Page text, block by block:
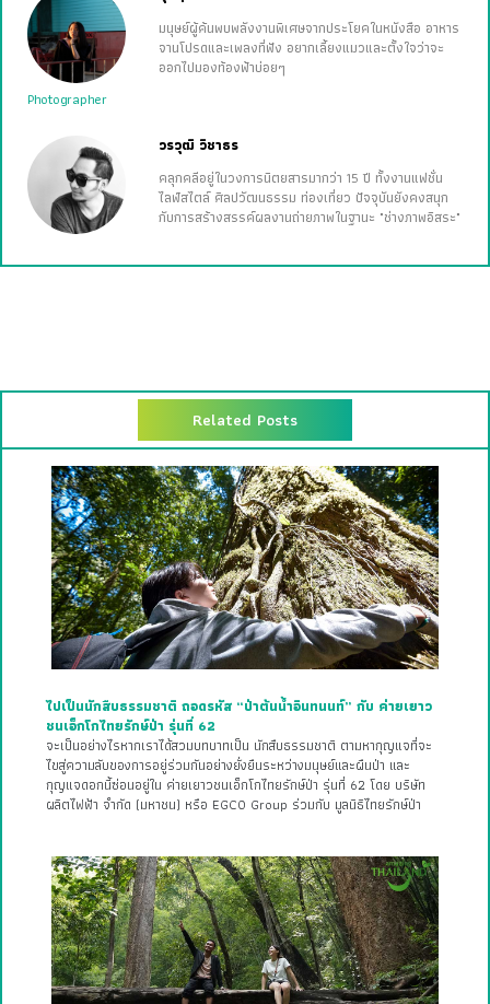
มนุษย์ผู้ค้นพบพลังงานพิเศษจากประโยคในหนังสือ อาหาร
จานโปรดและเพลงที่ฟัง อยากเลี้ยงแมวและตั้งใจว่าจะ
ออกไปมองท้องฟ้าบ่อยๆ
Photographer
วรวุฒิ วิชาธร
คลุกคลีอยู่ในวงการนิตยสารมากว่า 15 ปี ทั้งงานแฟชั่น
ไลฟ์สไตล์ ศิลปวัฒนธรรม ท่องเที่ยว ปัจจุบันยังคงสนุก
กับการสร้างสรรค์ผลงานถ่ายภาพในฐานะ "ช่างภาพอิสระ"
Related Posts
ไปเป็นนักสืบธรรมชาติ ถอดรหัส “ป่าต้นน้ำอินทนนท์” กับ ค่ายเยาว
ชนเอ็กโกไทยรักษ์ป่า รุ่นที่ 62
จะเป็นอย่างไรหากเราได้สวมบทบาทเป็น นักสืบธรรมชาติ ตามหากุญแจที่จะ
ไขสู่ความลับของการอยู่ร่วมกันอย่างยั่งยืนระหว่างมนุษย์และผืนป่า และ
กุญแจดอกนี้ซ่อนอยู่ใน ค่ายเยาวชนเอ็กโกไทยรักษ์ป่า รุ่นที่ 62 โดย บริษัท
ผลิตไฟฟ้า จำกัด (มหาชน) หรือ EGCO Group ร่วมกับ มูลนิธิไทยรักษ์ป่า